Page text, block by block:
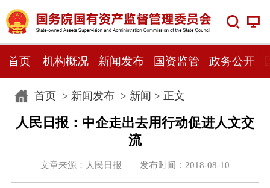
首页 机构概况 新闻发布 国资监管 政务公开
首页> 新闻发布> 新闻 > 正文
人民日报：中企走出去用行动促进人文交
流
文章来源：人民日报 发布时间：2018-08-10